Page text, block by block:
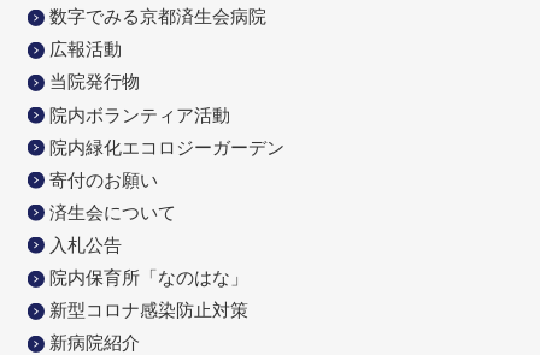
数字でみる京都済生会病院
広報活動
当院発行物
院内ボランティア活動
院内緑化エコロジーガーデン
寄付のお願い
済生会について
入札公告
院内保育所「なのはな」
新型コロナ感染防止対策
新病院紹介